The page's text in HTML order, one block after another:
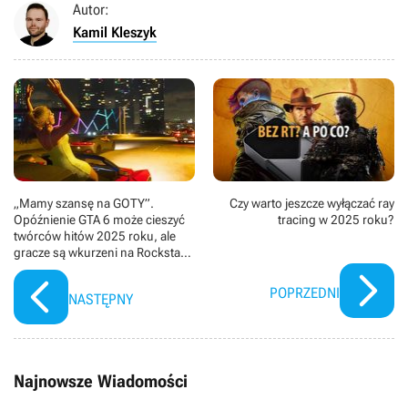
Autor:
Kamil Kleszyk
„Mamy szansę na GOTY”.
Opóźnienie GTA 6 może cieszyć
twórców hitów 2025 roku, ale
gracze są wkurzeni na Rockstar:
„Dajcie nam chociaż screeny, to
nie jest śmieszne”
NASTĘPNY
Czy warto jeszcze wyłączać ray
tracing w 2025 roku?
POPRZEDNI
Najnowsze Wiadomości